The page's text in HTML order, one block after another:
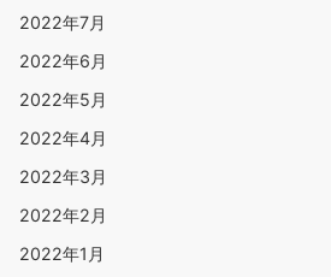
2022年7月
2022年6月
2022年5月
2022年4月
2022年3月
2022年2月
2022年1月